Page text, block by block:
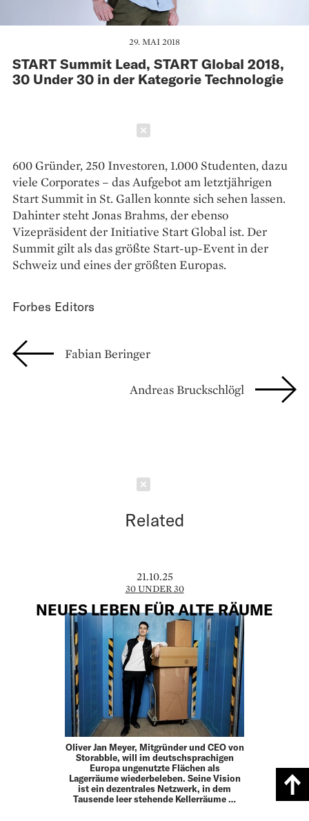
29. MAI 2018
START Summit Lead, START Global 2018,
30 Under 30 in der Kategorie Technologie
600 Gründer, 250 Investoren, 1.000 Studenten, dazu
viele Corporates – das Aufgebot am letztjährigen
Start Summit in St. Gallen konnte sich sehen lassen.
Dahinter steht Jonas Brahms, der ebenso
Vizepräsident der Initiative Start Global ist. Der
Summit gilt als das größte Start-up-Event in der
Schweiz und eines der größten Europas.
Forbes Editors
Fabian Beringer
Andreas Bruckschlögl
Related
21.10.25
30 UNDER 30
NEUES LEBEN FÜR ALTE RÄUME
Oliver Jan Meyer, Mitgründer und CEO von
Storabble, will im deutschsprachigen
Europa ungenutzte Flächen als
Lagerräume wiederbeleben. Seine Vision
ist ein dezentrales Netzwerk, in dem
Tausende leer stehende Kellerräume …